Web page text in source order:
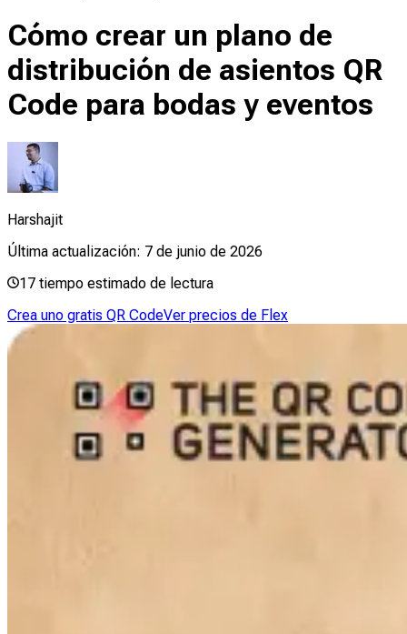
Cómo crear un plano de
distribución de asientos QR
Code para bodas y eventos
Harshajit
Última actualización: 7 de junio de 2026
17 tiempo estimado de lectura
Crea uno gratis QR CodeVer precios de Flex